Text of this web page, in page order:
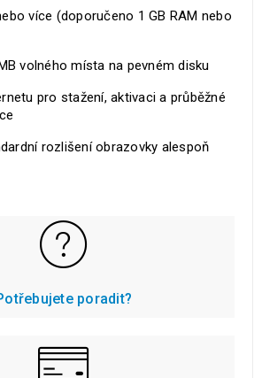
více (doporučeno 1 GB RAM nebo
volného místa na pevném disku
pro stažení, aktivaci a průběžné
rozlišení obrazovky alespoň
poradit?